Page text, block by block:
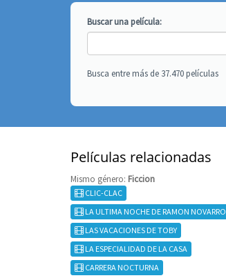
Buscar unapelícula:
Busca entre más de 37.470 películas
Películas relacionadas
Mismo género: Ficcion
CLIC-CLAC
LA ULTIMA NOCHE DE RAMON NOVARRO
LAS VACACIONES DE TOBY
LA ESPECIALIDAD DE LA CASA
CARRERA NOCTURNA